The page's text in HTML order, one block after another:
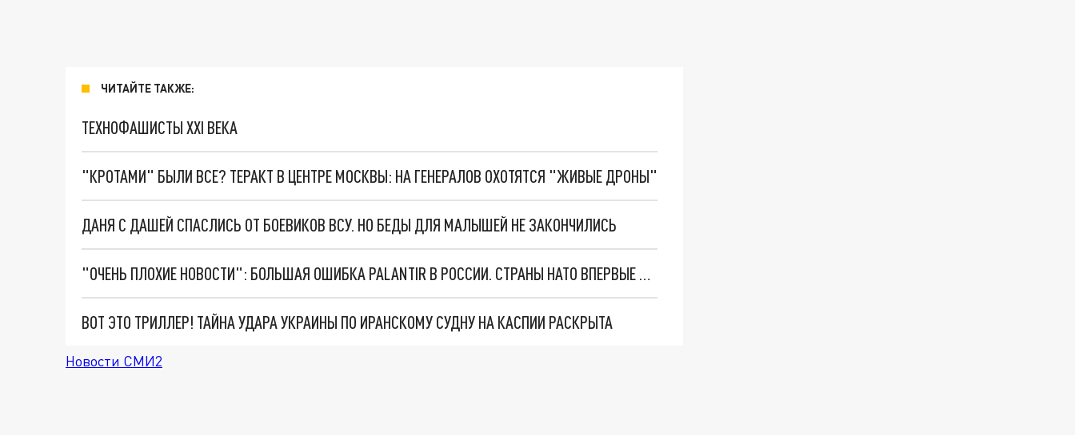
ЧИТАЙТЕ ТАКЖЕ:
ТЕХНОФАШИСТЫ XXI ВЕКА
"КРОТАМИ" БЫЛИ ВСЕ? ТЕРАКТ В ЦЕНТРЕ МОСКВЫ: НА ГЕНЕРАЛОВ ОХОТЯТСЯ "ЖИВЫЕ ДРОНЫ"
ДАНЯ С ДАШЕЙ СПАСЛИСЬ ОТ БОЕВИКОВ ВСУ. НО БЕДЫ ДЛЯ МАЛЫШЕЙ НЕ ЗАКОНЧИЛИСЬ
"ОЧЕНЬ ПЛОХИЕ НОВОСТИ": БОЛЬШАЯ ОШИБКА PALANTIR В РОССИИ. СТРАНЫ НАТО ВПЕРВЫЕ ЗА СВО ОСТАНОВИЛИ ПОСТАВКИ ОРУЖИЯ. ВСУ ТЕРЯЮТ ПРИГРАНИЧЬЕ?
ВОТ ЭТО ТРИЛЛЕР! ТАЙНА УДАРА УКРАИНЫ ПО ИРАНСКОМУ СУДНУ НА КАСПИИ РАСКРЫТА
Новости СМИ2